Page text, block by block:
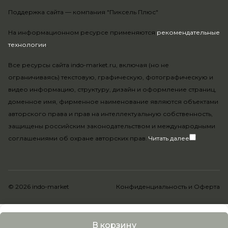
В корзину
На информационном ресурсе применяются рекомендательные
технологии.
Все ресурсы сайта indo-market.ru, включая (но не
ограничиваясь) текстовую, графическую, фотографическую и
видео информацию, структуру, дизайн и оформление страниц,
доменное имя, фирменное наименование являются объектами
авторского права и прав на интеллектуальную собственность,
защищены российским законодательством и международными
соглашениями об охране авторских прав. Читать далее
Поддержка сайта — компания "Пиксель Плюс"
© 2026 indo-market Конфиденциальность и Оферта